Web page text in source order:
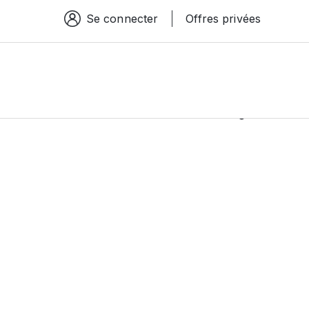
Espace connexion
Se connecter Offres privées